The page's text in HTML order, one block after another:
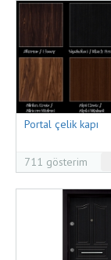
Portal çelik kapı
711 gösterim